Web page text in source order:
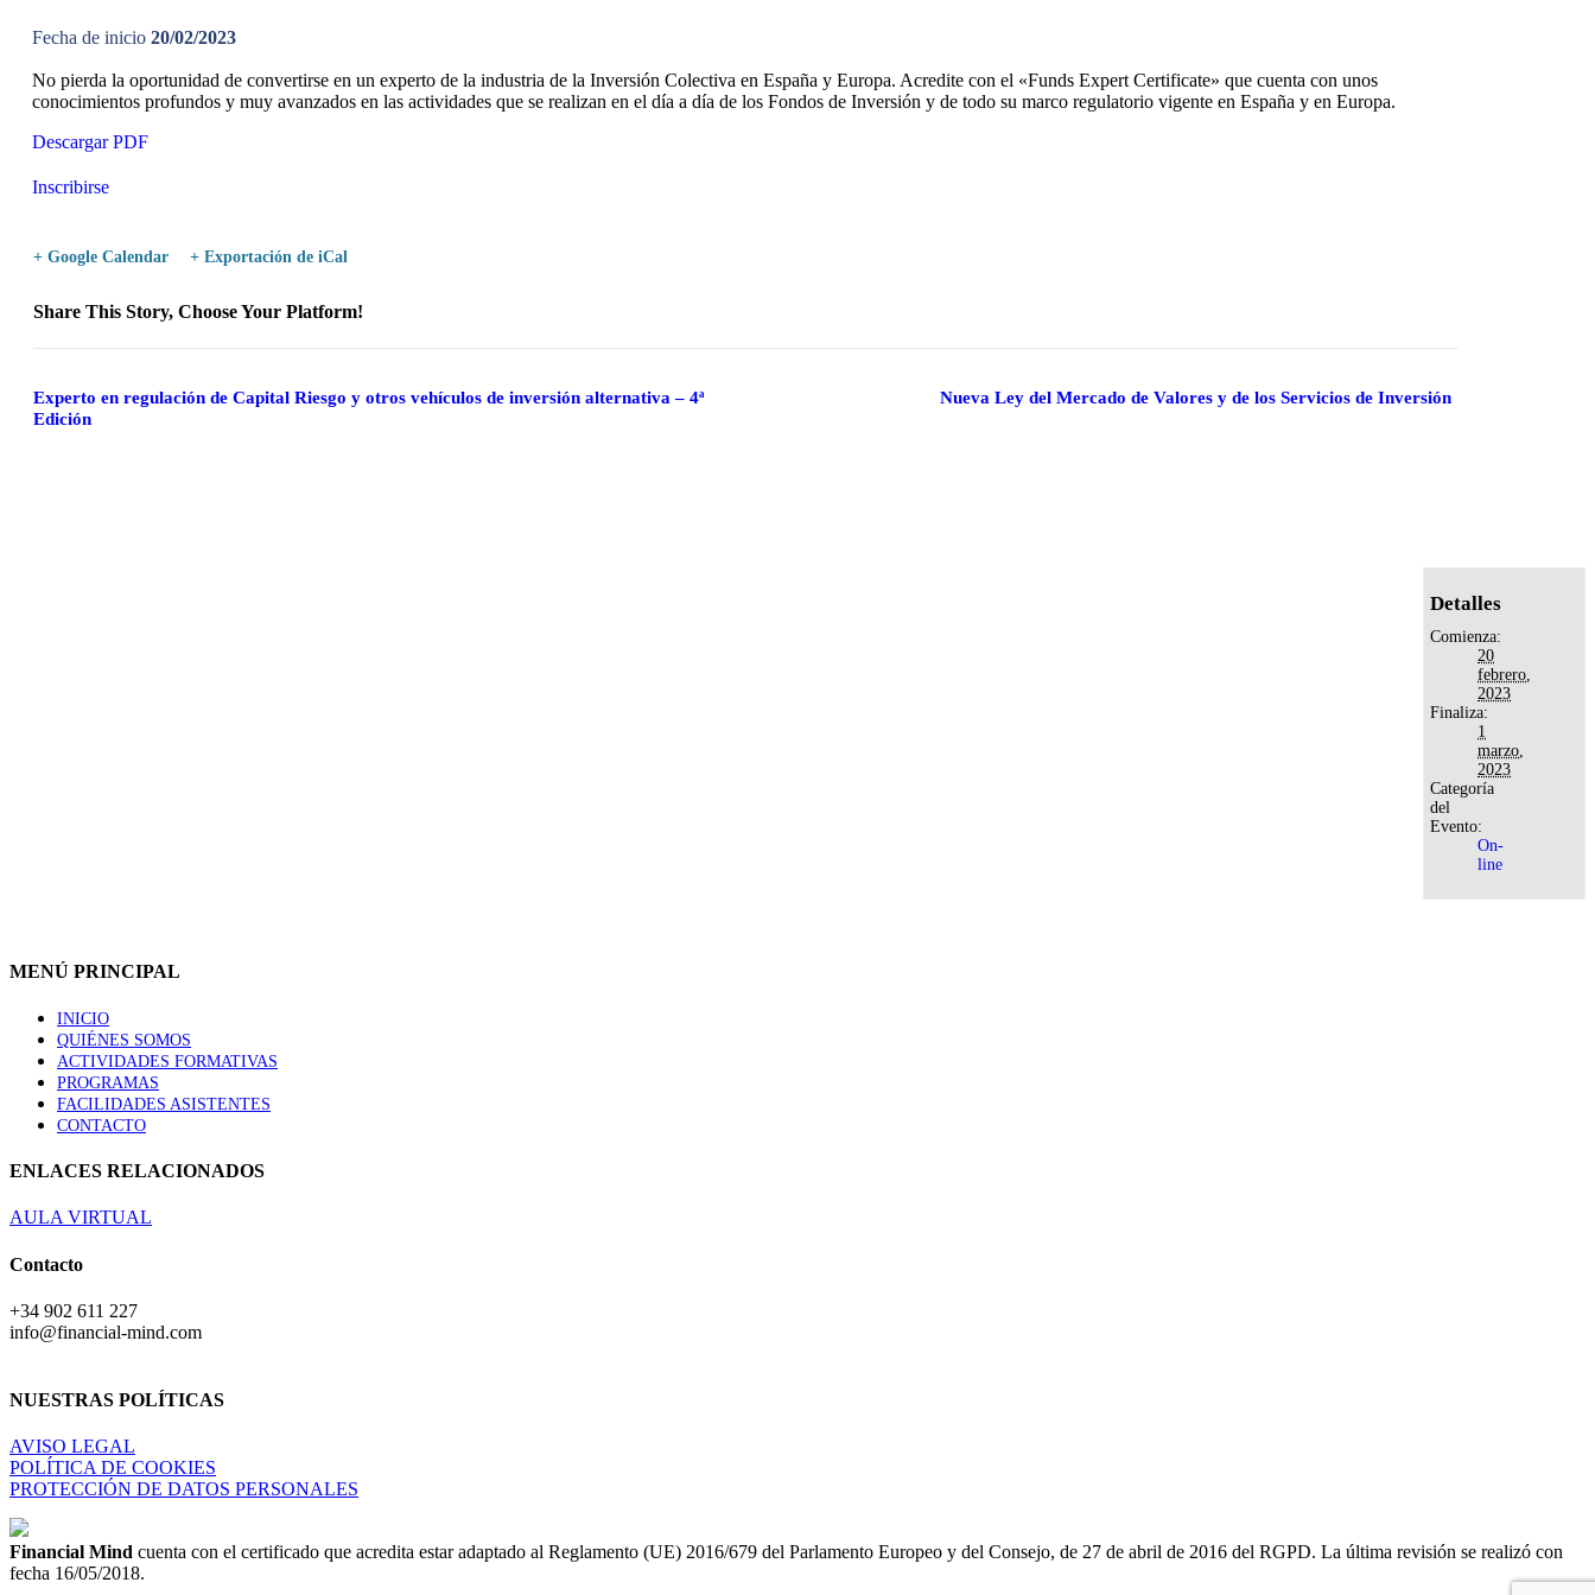
Fecha de inicio20/02/2023
No pierda la oportunidad de convertirse en un experto de la industria de la Inversión Colectiva en España y Europa. Acredite con el «Funds Expert Certificate» que cuenta con unos
conocimientos profundos y muy avanzados en las actividades que se realizan en el día a día de los Fondos de Inversión y de todo su marco regulatorio vigente en España y en Europa.
Descargar PDF
Inscribirse
+ Google Calendar + Exportación de iCal
Share This Story, Choose Your Platform!
Navegación
del
Experto en regulación de Capital Riesgo y otros vehículos de inversión alternativa – 4ª
Edición
Nueva Ley del Mercado de Valores y de los Servicios de Inversión
Detalles
Comienza:
20
febrero,
2023
Finaliza:
1
marzo,
2023
Categoría
del
Evento:
On-
line
MENÚ PRINCIPAL
INICIO
QUIÉNES SOMOS
ACTIVIDADES FORMATIVAS
PROGRAMAS
FACILIDADES ASISTENTES
CONTACTO
ENLACES RELACIONADOS
AULA VIRTUAL
Contacto
+34 902 611 227
info@financial-mind.com
NUESTRAS POLÍTICAS
AVISO LEGAL
POLÍTICA DE COOKIES
PROTECCIÓN DE DATOS PERSONALES
Financial Mind cuenta con el certificado que acredita estar adaptado al Reglamento (UE) 2016/679 del Parlamento Europeo y del Consejo, de 27 de abril de 2016 del RGPD. La última revisión se realizó con
fecha 16/05/2018.